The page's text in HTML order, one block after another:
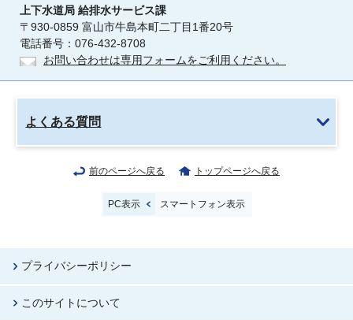
上下水道局 給排水サービス課
〒930-0859 富山市牛島本町二丁目1番20号
電話番号：076-432-8708
お問い合わせは専用フォームをご利用ください。
よくある質問
前のページへ戻る トップページへ戻る
PC表示 スマートフォン表示
プライバシーポリシー
このサイトについて